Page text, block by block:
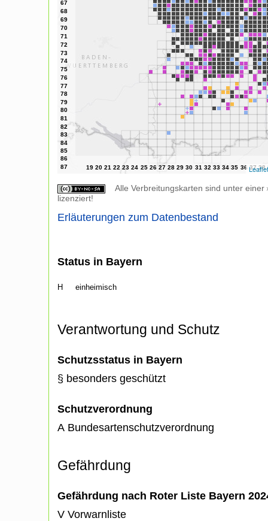
Leaflet
Alle Verbreitungskarten sind unter einer
lizenziert!
Erläuterungen zum Datenbestand
Status in Bayern
H einheimisch
Verantwortung und Schutz
Schutzsstatus in Bayern
§ besonders geschützt
Schutzverordnung
A Bundesartenschutzverordnung
Gefährdung
Gefährdung nach Roter Liste Bayern
V Vorwarnliste